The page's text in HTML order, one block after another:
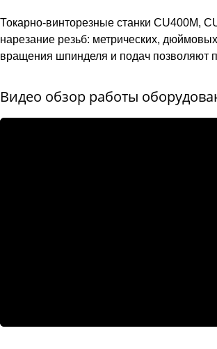
Токарно-винторезные станки CU400M,
нарезание резьб: метрических,
вращения шпинделя и подач позволяют
Видео обзор работы